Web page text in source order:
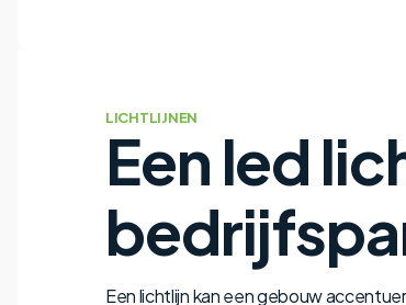
LICHTLIJNEN
Een led
Een lichtlijn kan een gebouw